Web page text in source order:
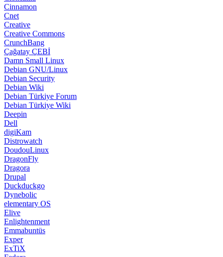
Cinnamon
Cnet
Creative
Creative Commons
CrunchBang
Çağatay ÇEBİ
Damn Small Linux
Debian GNU/Linux
Debian Security
Debian Wiki
Debian Türkiye Forum
Debian Türkiye Wiki
Deepin
Dell
digiKam
Distrowatch
DoudouLinux
DragonFly
Dragora
Drupal
Duckduckgo
Dynebolic
elementary OS
Elive
Enlightenment
Emmabuntüs
Exper
ExTiX